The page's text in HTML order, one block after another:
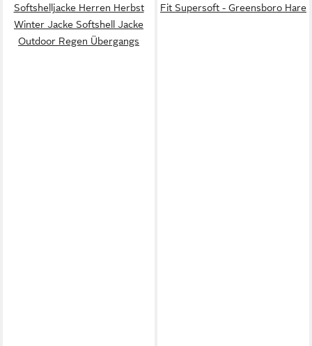
Softshelljacke Herren Herbst
Winter Jacke Softshell Jacke
Outdoor Regen Übergangs
Fit Supersoft - Greensboro Hare